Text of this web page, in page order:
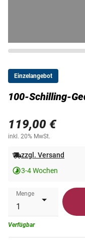
Einzelangebot
100-Schilling-
119,00 €
inkl. 20% MwSt.
zzgl. Versand
3-4 Wochen
Menge
Verfügbar